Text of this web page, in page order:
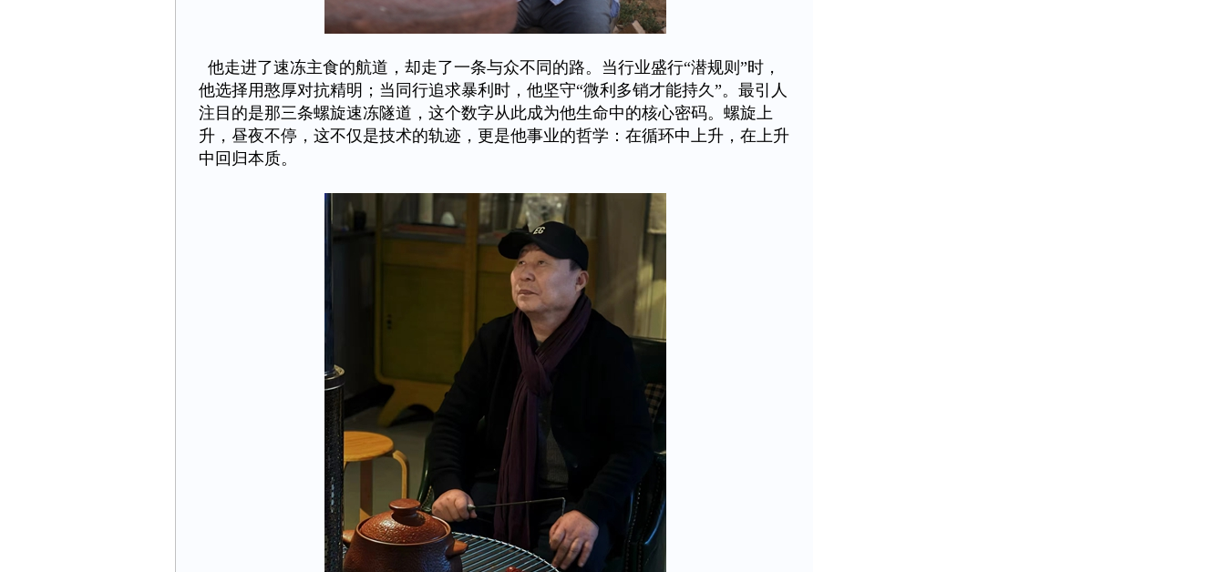
他走进了速冻主食的航道，却走了一条与众不同的路。当行业盛行“潜规则”时，
他选择用憨厚对抗精明；当同行追求暴利时，他坚守“微利多销才能持久”。最引人
注目的是那三条螺旋速冻隧道，这个数字从此成为他生命中的核心密码。螺旋上
升，昼夜不停，这不仅是技术的轨迹，更是他事业的哲学：在循环中上升，在上升
中回归本质。